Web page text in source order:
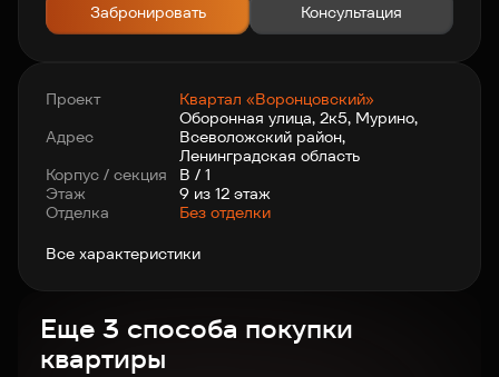
Забронировать Консультация
Проект
Квартал «Воронцовский»
Адрес
Оборонная улица, 2к5, Мурино,
Всеволожский район,
Ленинградская область
Корпус / секция
В / 1
Этаж
9 из 12 этаж
Отделка
Без отделки
Все характеристики
Еще 3 способа покупки
квартиры